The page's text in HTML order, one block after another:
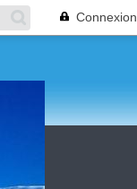
Connexion